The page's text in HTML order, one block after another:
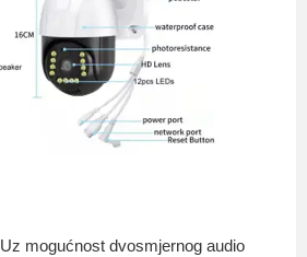
Uz mogućnost dvosmjernog audio